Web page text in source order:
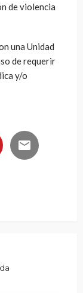
de violencia
una Unidad
de requerir
y/o